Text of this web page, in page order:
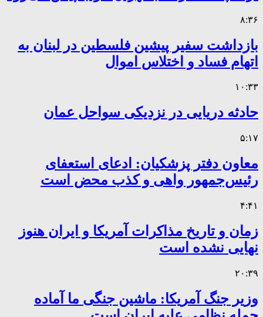
۸:۳۶
بازداشت سفیر پیشین فلسطین در لبنان به
اتهام فساد و اختلاس اموال
۱۰:۳۳
حادثه دریایی در نزدیکی سواحل عمان
۵:۱۷
معاون دفتر پزشکیان: ادعای استعفای
رئیس‌جمهور واهی و کذب محض است
۴:۴۱
زمان و تاریخ مذاکرات آمریکا و ایران هنوز
نهایی نشده است
۲۰:۳۹
وزیر جنگ آمریکا: ماشین جنگی ما آماده